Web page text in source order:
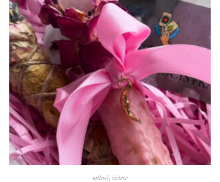
miłość, świece